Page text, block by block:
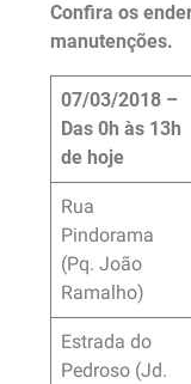
Confira os
manutenções.
07/03/2018 –
Das 0h às 13h
de hoje
Rua
Pindorama
(Pq. João
Ramalho)
Estrada do
Pedroso (Jd.